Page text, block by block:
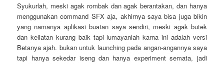
Syukurlah, meski agak rombak dan agak berantakan, dan hanya
menggunakan command SFX aja, akhirnya saya bisa juga bikin
yang namanya aplikasi buatan saya sendiri, meski agak butek
dan keliatan kurang baik tapi lumayanlah karna ini adalah versi
Betanya ajah. bukan untuk launching pada angan-angannya saya
tapi hanya sekedar iseng dan hanya experiment semata, jadi